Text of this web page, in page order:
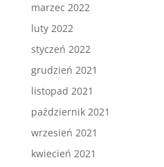
marzec 2022
luty 2022
styczeń 2022
grudzień 2021
listopad 2021
październik 2021
wrzesień 2021
kwiecień 2021